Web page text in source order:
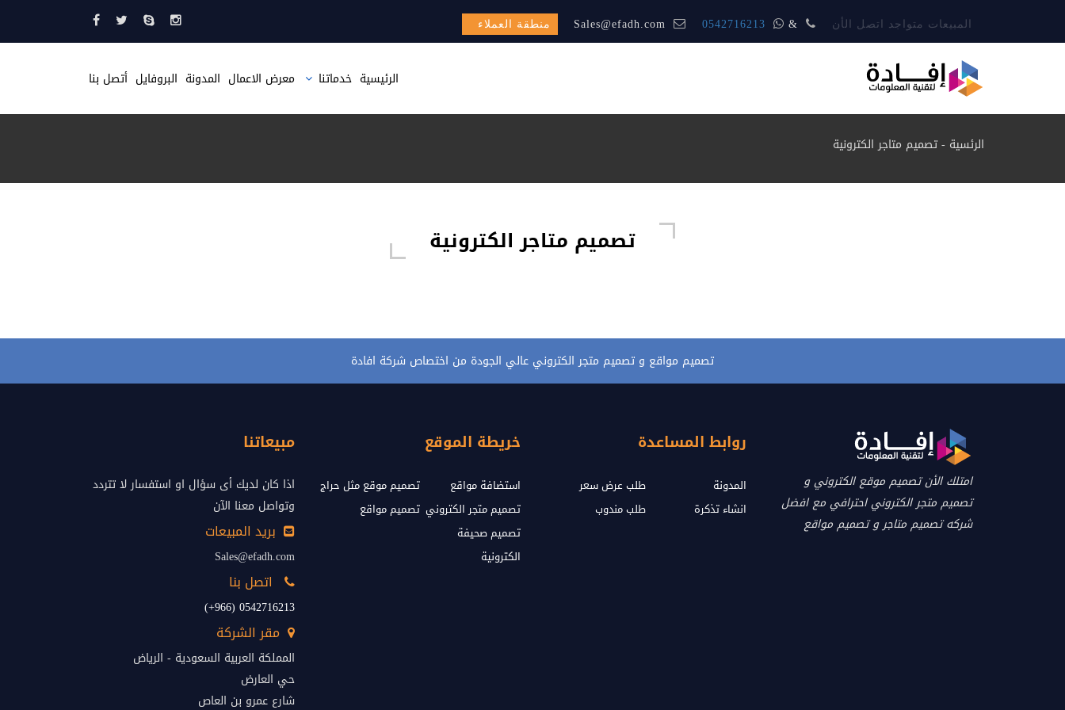
المبيعات متواجد اتصل الأن &
0542716213 منطقة العملاء
الرئيسية خدماتنا
تصميم صحيفة الكترونية
معرض الاعمال المدونة البروفايل أتصل بنا
الرئسية -تصميم متاجر الكترونية
تصميم متاجر الكترونية
تصميم مواقع و تصميم متجر الكتروني عالي الجودة من اختصاص شركة افادة
امتلك الأن تصميم موقع الكتروني و
تصميم متجر الكتروني احترافي مع افضل
شركه تصميم متاجر و تصميم مواقع
روابط المساعدة
المدونة
طلب عرض سعر
انشاء تذكرة
طلب مندوب
خريطة الموقع
استضافة مواقع
تصميم موقع مثل حراج
تصميم متجر الكتروني تصميم مواقع
تصميم صحيفة
الكترونية
مبيعاتنا
اذا كان لديك أى سؤال او استفسار لا تتردد
وتواصل معنا الآن
بريد المبيعات
Sales@efadh.com
اتصل بنا
0542716213 (966+)
مقر الشركة
المملكة العربية السعودية - الرياض
حي العارض
شارع عمرو بن العاص